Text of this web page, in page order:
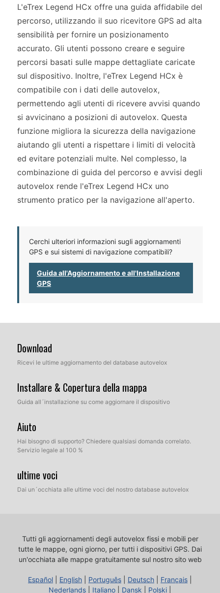
L'eTrex Legend HCx offre una guida affidabile del
percorso, utilizzando il suo ricevitore GPS ad alta
sensibilità per fornire un posizionamento
accurato. Gli utenti possono creare e seguire
percorsi basati sulle mappe dettagliate caricate
sul dispositivo. Inoltre, l'eTrex Legend HCx è
compatibile con i dati delle autovelox,
permettendo agli utenti di ricevere avvisi quando
si avvicinano a posizioni di autovelox. Questa
funzione migliora la sicurezza della navigazione
aiutando gli utenti a rispettare i limiti di velocità
ed evitare potenziali multe. Nel complesso, la
combinazione di guida del percorso e avvisi degli
autovelox rende l'eTrex Legend HCx uno
strumento pratico per la navigazione all'aperto.
Cerchi ulteriori informazioni sugli aggiornamenti
GPS e sui sistemi di navigazione compatibili?
Guida all'Aggiornamento e all'Installazione
GPS
Download
Ricevi le ultime aggiornamento del database autovelox
Installare & Copertura della mappa
Guida all´installazione su come aggiornare il dispositivo
Aiuto
Hai bisogno di supporto? Chiedere qualsiasi domanda correlato.
Servizio legale al 100 %
ultime voci
Dai un´occhiata alle ultime voci del nostro database autovelox
Tutti gli aggiornamenti degli autovelox fissi e mobili per
tutte le mappe, ogni giorno, per tutti i dispositivi GPS. Dai
un'occhiata alle mappe gratuitamente sul nostro sito web
Español English Português Deutsch Français
Nederlands
Italiano Dansk Polski